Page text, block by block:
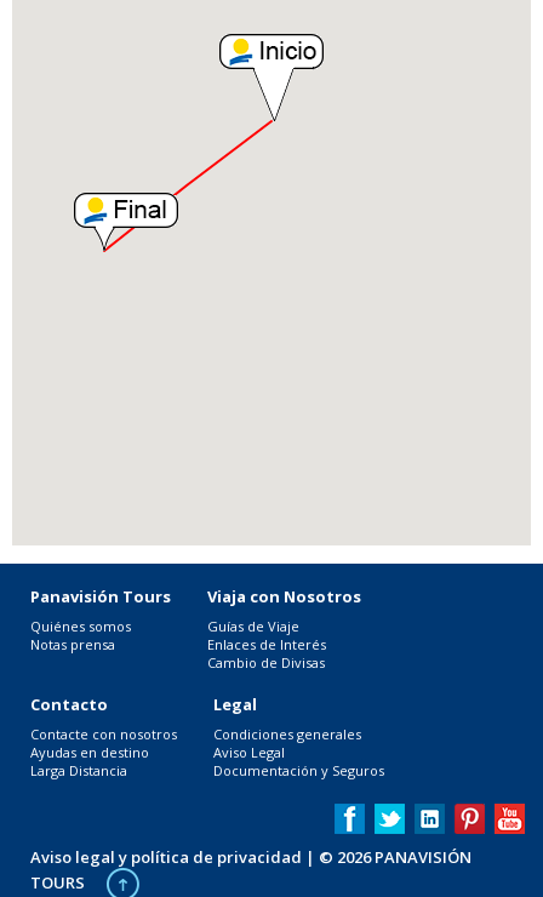
Panavisión Tours
Quiénes somos
Notas prensa
Viaja con Nosotros
Guías de Viaje
Enlaces de Interés
Cambio de Divisas
Contacto
Contacte con nosotros
Ayudas en destino
Larga Distancia
Legal
Condiciones generales
Aviso Legal
Documentación y Seguros
Aviso legal y política de privacidad | © 2026 PANAVISIÓN
TOURS